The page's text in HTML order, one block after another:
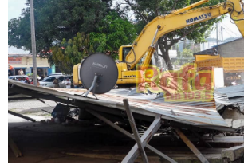
EVENTU SIRA
KONTAKTU SIRA
TÉTUM